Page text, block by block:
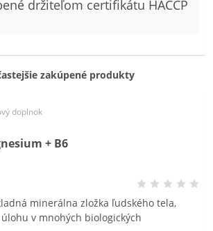
držiteľom certifikátu HACCP
zakúpené produkty
doplnok
+ B6
minerálna zložka ľudského tela,
v mnohých biologických